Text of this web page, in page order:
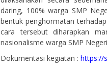
daring, 100% warga SMP
bentuk penghormatan
cara tersebut diharapkan
nasionalisme warga SMP
Dokumentasi kegiatan : https://